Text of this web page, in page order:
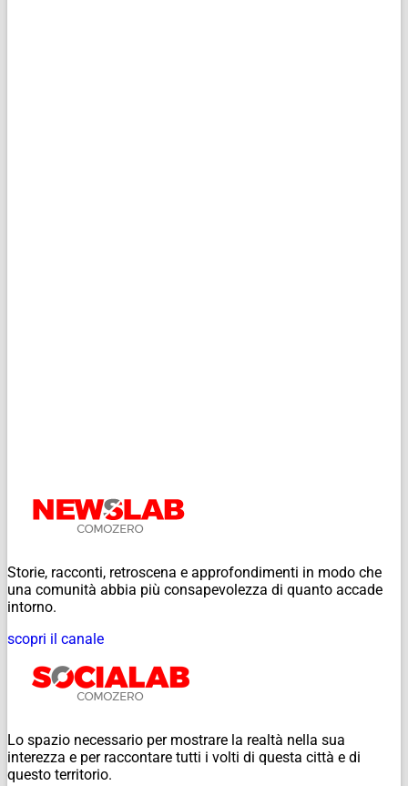
Storie, racconti, retroscena e approfondimenti in modo che
una comunità abbia più consapevolezza di quanto accade
intorno.
scopri il canale
Lo spazio necessario per mostrare la realtà nella sua
interezza e per raccontare tutti i volti di questa città e di
questo territorio.